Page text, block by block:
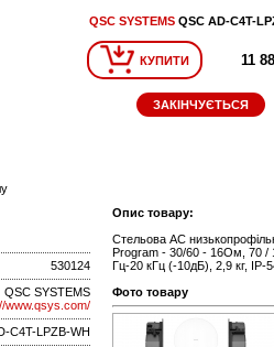
QSC SYSTEMSQSC AD-C4T-
КУПИТИ 11
ЗАКІНЧУЄТЬСЯ
530124
QSC SYSTEMS
www.qsys.com/
C4T-LPZB-WH
Опис товару:
Стельова АС
Program - 30/60 - 16Ом, 70 /
Гц-20 кГц (-10дБ), 2,9 кг, IP-
Фото товару